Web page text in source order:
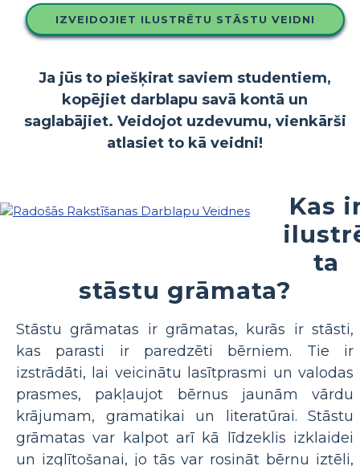
IZVEIDOJIET ILUSTRĒTU STĀSTU VEIDNI
Ja jūs to piešķirat saviem studentiem,
kopējiet darblapu savā kontā un
saglabājiet. Veidojot uzdevumu, vienkārši
atlasiet to kā veidni!
Kas
ta
stāstu grāmata?
Stāstu grāmatas ir grāmatas, kurās ir stāsti,
kas parasti ir paredzēti bērniem. Tie ir
izstrādāti, lai veicinātu lasītprasmi un valodas
prasmes, pakļaujot bērnus jaunām vārdu
krājumam, gramatikai un literatūrai. Stāstu
grāmatas var kalpot arī kā līdzeklis izklaidei
un izglītošanai, jo tās var rosināt bērnu iztēli,